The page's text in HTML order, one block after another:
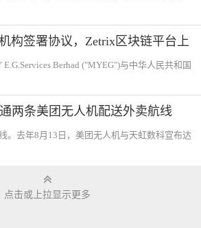
递全国首个航空货运中心，并引入更多国际航
构签署协议，Zetrix区块链平台上
通
Berhad ("MYEG")与中华人民共和国
构东方物通科技有限公司（East Logistic-Link
两条美团无人机配送外卖航线
。去年8月13日，美团无人机与天虹数科宣布达
龙华购物中心为起点，共同探索无人机配送模
点击或上拉显示更多